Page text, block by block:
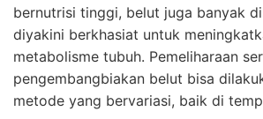
bernutrisi tinggi, belut juga banyak
diyakini berkhasiat untuk
metabolisme tubuh. Pemeliharaan
pengembangbiakan belut bisa
metode yang bervariasi, baik di